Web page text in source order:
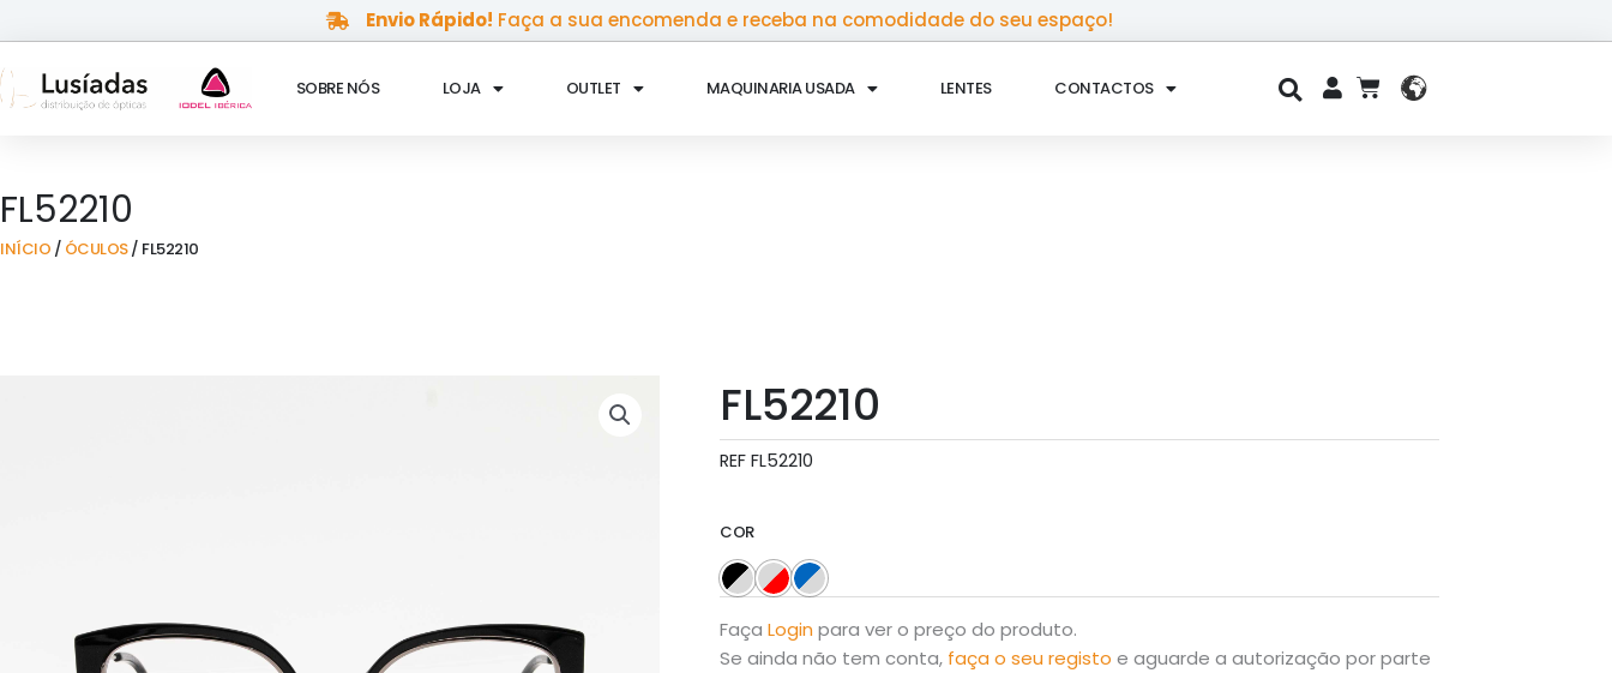
to
content
Envio Rápido! Faça a sua encomenda e receba na comodidade do seu espaço!
SOBRE NÓS LOJA OUTLET MAQUINARIA USADA LENTES CONTACTOS CART
FL52210
INÍCIO / ÓCULOS/ FL52210
FL52210
REF FL52210
COR
Faça Login para ver o preço do produto.
Se ainda não tem conta, faça o seu registo e aguarde a autorização por parte